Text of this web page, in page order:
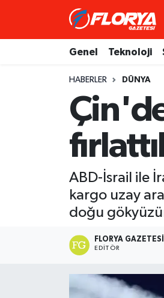
Genel Teknoloji
HABERLER DÜNYA
ABD-İsrail ile
kargo uzay
doğu
FLORYA GAZETESI
EDITÖR
Trafik Durumu
Süper Lig Puan Durumu ve
Tüm Manşetler
Son Dakika Haberleri
Haber Arşivi